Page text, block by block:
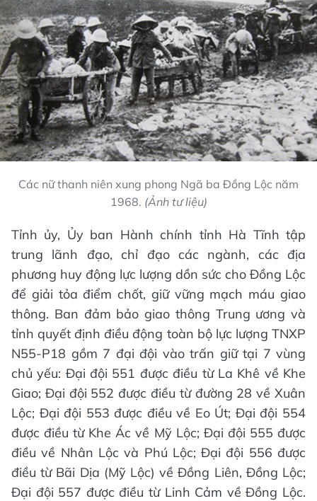
Các nữ thanh niên xung phong Ngã ba Đồng Lộc năm
1968. (Ảnh tư liệu)
Tỉnh ủy, Ủy ban Hành chính tỉnh Hà Tĩnh tập
trung lãnh đạo, chỉ đạo các ngành, các địa
phương huy động lực lượng dồn sức cho Đồng Lộc
để giải tỏa điểm chốt, giữ vững mạch máu giao
thông. Ban đảm bảo giao thông Trung ương và
tỉnh quyết định điều động toàn bộ lực lượng TNXP
N55-P18 gồm 7 đại đội vào trấn giữ tại 7 vùng
chủ yếu: Đại đội 551 được điều từ La Khê về Khe
Giao; Đại đội 552 được điều từ đường 28 về Xuân
Lộc; Đại đội 553 được điều về Eo Út; Đại đội 554
được điều từ Khe Ác về Mỹ Lộc; Đại đội 555 được
điều về Nhân Lộc và Phú Lộc; Đại đội 556 được
điều từ Bãi Dịa (Mỹ Lộc) về Đồng Liên, Đồng Lộc;
Đại đội 557 được điều từ Linh Cảm về Đồng Lộc.